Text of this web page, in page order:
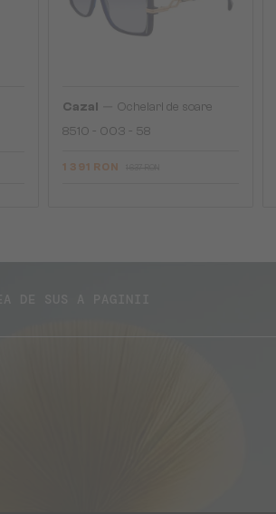
Cazal
Ochelari de soare
8510 - 003 - 58
1 391 RON